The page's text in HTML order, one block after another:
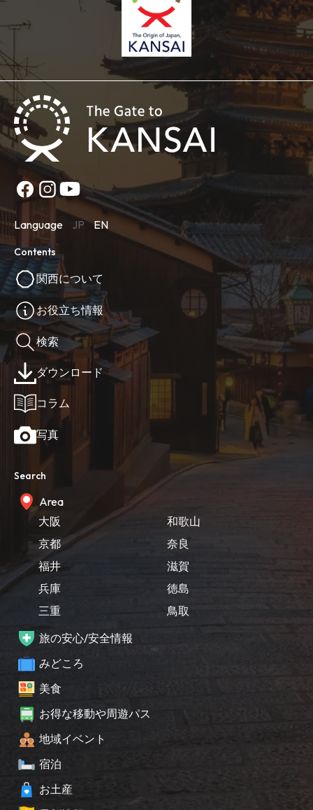
Language JP EN
Contents
関西について
お役立ち情報
検索
ダウンロード
コラム
写真
Search
Area
大阪
京都
福井
兵庫
三重
和歌山
奈良
滋賀
徳島
鳥取
旅の安心/安全情報
みどころ
美食
お得な移動や周遊パス
地域イベント
宿泊
お土産